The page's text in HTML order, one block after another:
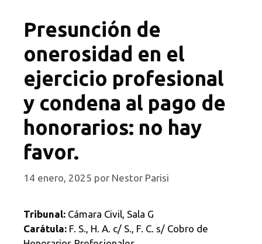
Presunción de
onerosidad en el
ejercicio profesional
y condena al pago de
honorarios: no hay
favor.
14 enero, 2025 por Nestor Parisi
Tribunal: Cámara Civil, Sala G
Carátula: F. S., H. A. c/ S., F. C. s/ Cobro de